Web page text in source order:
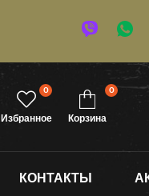
Избранное
0
Корзина
0
КОНТАКТЫ